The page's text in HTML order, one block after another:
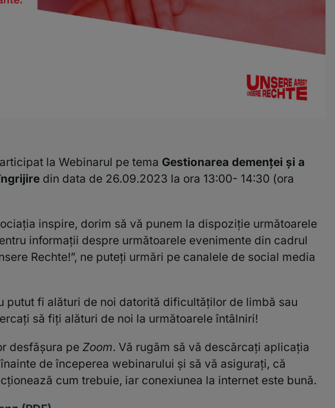
la Webinarul pe tema Gestionarea demenței și a
din data de 26.09.2023 la ora 13:00- 14:30 (ora
inspire, dorim să vă punem la dispoziție următoarele
informații despre următoarele evenimente din cadrul
Rechte!”, ne puteți urmări pe canalele de social media
putut fi alături de noi datorită dificultăților de limbă sau
să fiți alături de noi la următoarele întâlniri!
desfășura pe Zoom. Vă rugăm să vă descărcați aplicația
de începerea webinarului și să vă asigurați, că
cum trebuie, iar conexiunea la internet este bună.